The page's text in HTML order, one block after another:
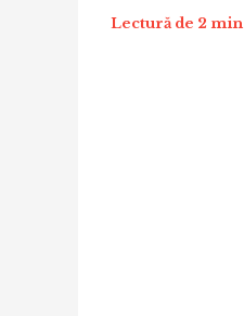
Lectură de 2 min